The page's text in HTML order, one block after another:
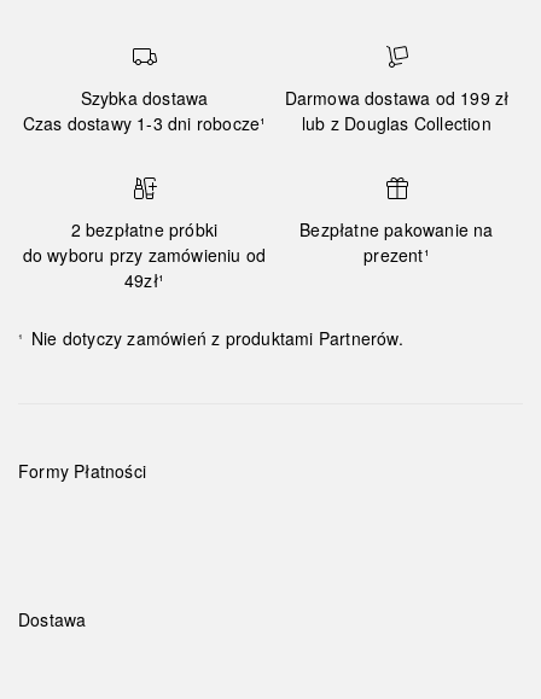
Szybka dostawa
Czas dostawy 1-3 dni robocze¹
Darmowa dostawa od 199 zł
lub z Douglas Collection
2 bezpłatne próbki
do wyboru przy zamówieniu od
49zł¹
Bezpłatne pakowanie na
prezent¹
¹ Nie dotyczy zamówień z produktami Partnerów.
Formy Płatności
Dostawa